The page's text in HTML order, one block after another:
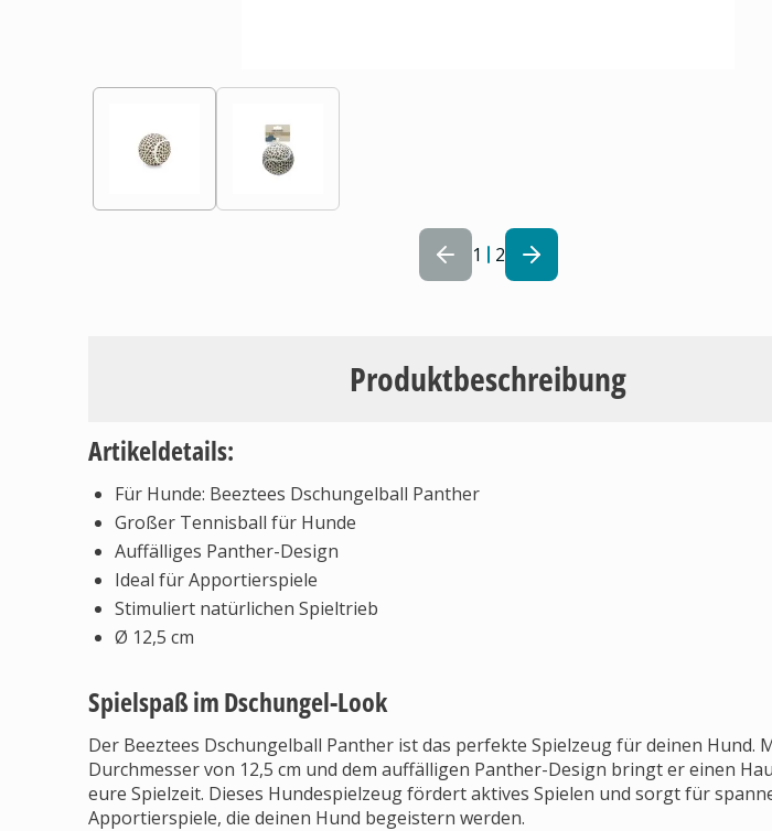
1 2
Produktbeschreibung
Artikeldetails:
Für Hunde: Beeztees Dschungelball Panther
Großer Tennisball für Hunde
Auffälliges Panther-Design
Ideal für Apportierspiele
Stimuliert natürlichen Spieltrieb
Ø 12,5 cm
Spielspaß im Dschungel-Look
Der Beeztees Dschungelball Panther ist das perfekte Spielzeug für deinen Hund.
Durchmesser von 12,5 cm und dem auffälligen Panther-Design bringt er einen
eure Spielzeit. Dieses Hundespielzeug fördert aktives Spielen und sorgt für
Apportierspiele, die deinen Hund begeistern werden.